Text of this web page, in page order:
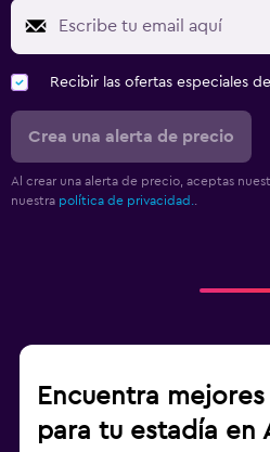
Recibir las ofertas especiales
Crea una alerta de precio
Al crear una alerta de precio, aceptas
nuestra política de privacidad..
Encuentra
para tu estadía en